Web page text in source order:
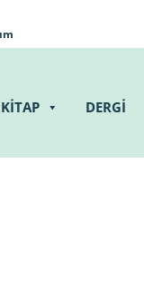
KİTAP DERGİ